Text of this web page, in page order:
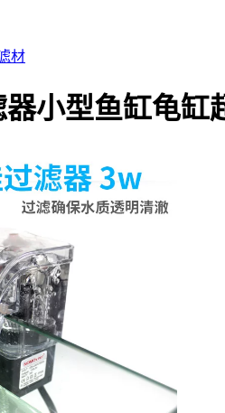
材
小型鱼缸龟缸